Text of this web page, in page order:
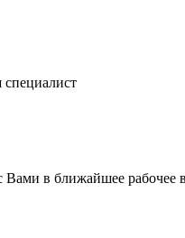
в ближайшее рабочее